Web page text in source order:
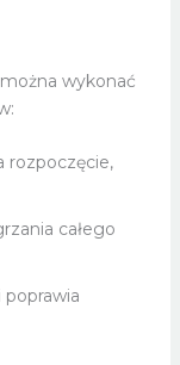
wykonać
rozpoczęcie,
całego